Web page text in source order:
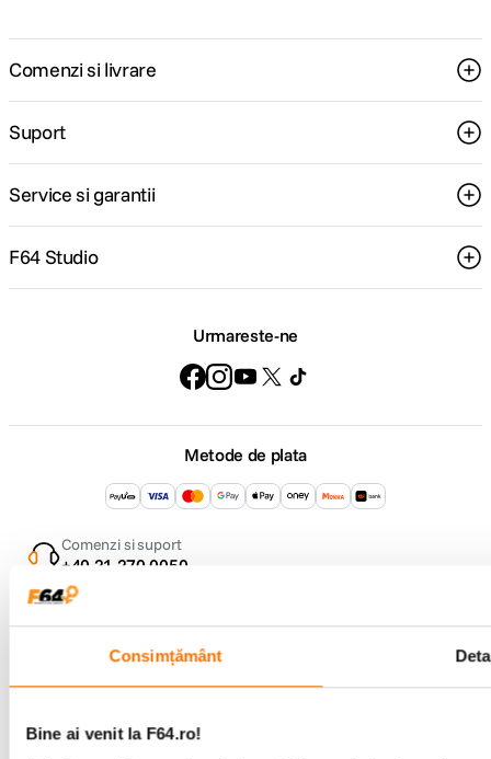
Consimțământ
Bine ai venit la F64.ro!
Comenzi si livrare
Suport
Service si garantii
F64 Studio
Urmareste-ne
Metode de plata
Comenzi si suport
+40 21 270 0050
Program de lucru
09:00 - 21:00
Showroom
Bd-ul Unirii 64, Bucuresti